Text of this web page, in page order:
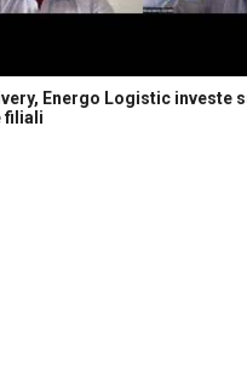
Energo Logistic investe
filiali